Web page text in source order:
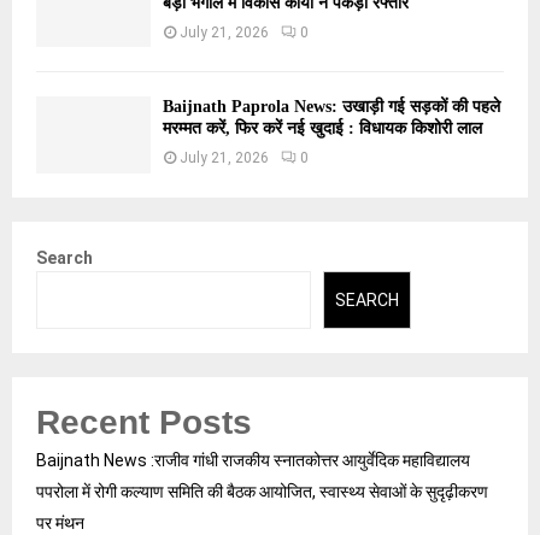
July 21, 2026 0
Baijnath Paprola News: उखाड़ी गई सड़कों की पहले
मरम्मत करें, फिर करें नई खुदाई : विधायक किशोरी लाल
July 21, 2026 0
Search
SEARCH
Recent Posts
Baijnath News :राजीव गांधी राजकीय स्नातकोत्तर आयुर्वेदिक महाविद्यालय
पपरोला में रोगी कल्याण समिति की बैठक आयोजित, स्वास्थ्य सेवाओं के सुदृढ़ीकरण
पर मंथन